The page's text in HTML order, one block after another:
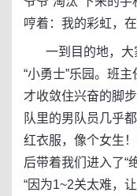
哼着：我的彩虹，
一到目的地，大
“小勇士”乐园。班
才收敛住兴奋的脚
队里的男队员几乎
红衣服，像个女生
后带着我们进入了“
“因为1~2关太难，